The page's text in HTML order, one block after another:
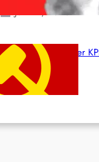
Juni 19, 2026
Beschluss des ZK der
des Heldentums
Juni 19, 2026